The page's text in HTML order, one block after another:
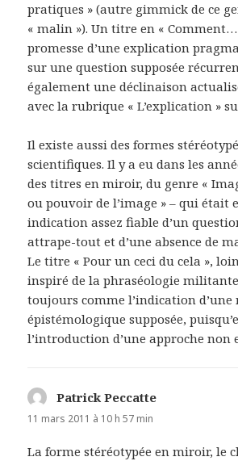
pratiques » (autre gimmick de ce
« malin »). Un titre en « Comment…
promesse d’une explication
sur une question supposée
également une déclinaison
avec la rubrique « L’explication »
Il existe aussi des formes
scientifiques. Il y a eu dans les
des titres en miroir, du genre «
ou pouvoir de l’image » – qui était
indication assez fiable d’un
attrape-tout et d’une absence de
Le titre « Pour un ceci du cela »,
inspiré de la phraséologie
toujours comme l’indication
épistémologique supposée,
l’introduction d’une approche non
Patrick Peccatte
11 mars 2011 à 10 h 57 min
La forme stéréotypée en miroir, le